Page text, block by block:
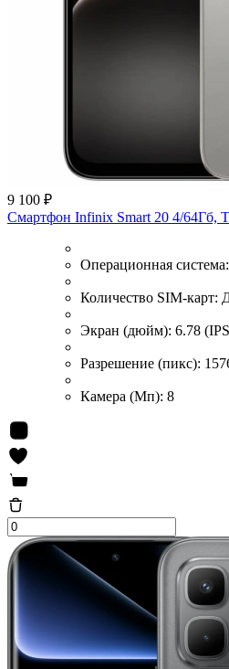
9 100 ₽
Смартфон Infinix Smart 20 4/64Гб,
Операционная система:
Количество SIM-карт:
Экран (дюйм): 6.78
Разрешение (пикс):
Камера (Мп): 8